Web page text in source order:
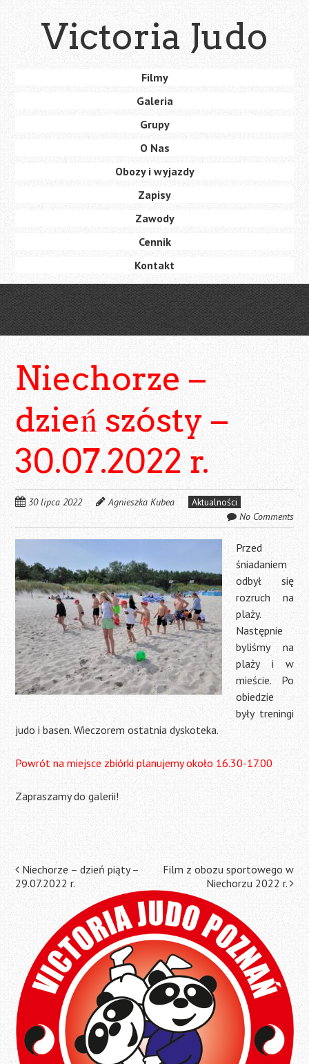
content
Victoria Judo
content
Filmy
Galeria
Grupy
O Nas
Obozy i wyjazdy
Zapisy
Zawody
Cennik
Kontakt
Niechorze –
dzień szósty –
30.07.2022 r.
30 lipca 2022 Agnieszka Kubea
Aktualności
No Comments
Przed
śniadaniem
odbył się
rozruch na
plaży.
Następnie
byliśmy na
plaży i w
mieście. Po
obiedzie
były treningi
judo i basen. Wieczorem ostatnia dyskoteka.
Powrót na miejsce zbiórki planujemy około 16.30-17.00
Zapraszamy do galerii!
Post
navigation
Niechorze – dzień piąty –
29.07.2022 r.
Film z obozu sportowego w
Niechorzu 2022 r.